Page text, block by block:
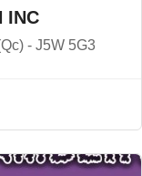
INC
- J5W 5G3